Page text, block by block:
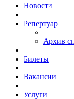
Новости
Репертуар
Архив
Билеты
Вакансии
Услуги